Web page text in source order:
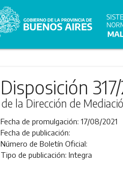
Disposición
de la Dirección de
Fecha de promulgación: 17/08/2021
Fecha de publicación:
Número de Boletín Oficial:
Tipo de publicación: Integra